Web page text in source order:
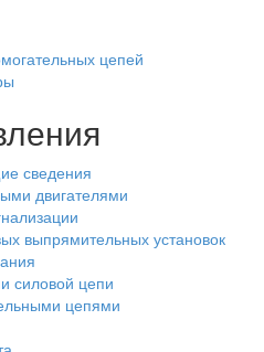
цепей
сведения
двигателями
выпрямительных установок
силовой цепи
цепями